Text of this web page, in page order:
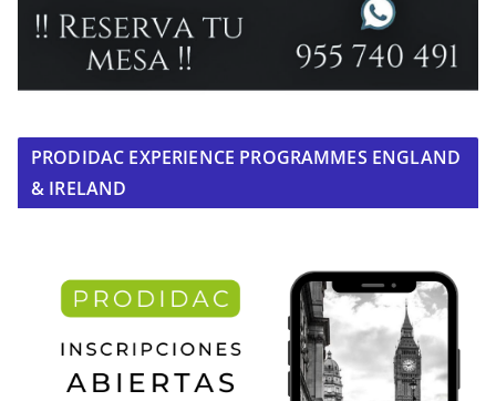
PRODIDAC EXPERIENCE PROGRAMMES ENGLAND
& IRELAND